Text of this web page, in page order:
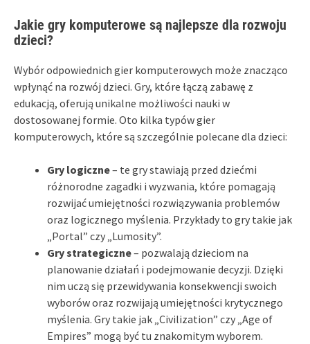
Jakie gry komputerowe są najlepsze dla rozwoju
dzieci?
Wybór odpowiednich gier komputerowych może znacząco
wpłynąć na rozwój dzieci. Gry, które łączą zabawę z
edukacją, oferują unikalne możliwości nauki w
dostosowanej formie. Oto kilka typów gier
komputerowych, które są szczególnie polecane dla dzieci:
Gry logiczne– te gry stawiają przed dziećmi
różnorodne zagadki i wyzwania, które pomagają
rozwijać umiejętności rozwiązywania problemów
oraz logicznego myślenia. Przykłady to gry takie jak
„Portal” czy „Lumosity”.
Gry strategiczne– pozwalają dzieciom na
planowanie działań i podejmowanie decyzji. Dzięki
nim uczą się przewidywania konsekwencji swoich
wyborów oraz rozwijają umiejętności krytycznego
myślenia. Gry takie jak „Civilization” czy „Age of
Empires” mogą być tu znakomitym wyborem.